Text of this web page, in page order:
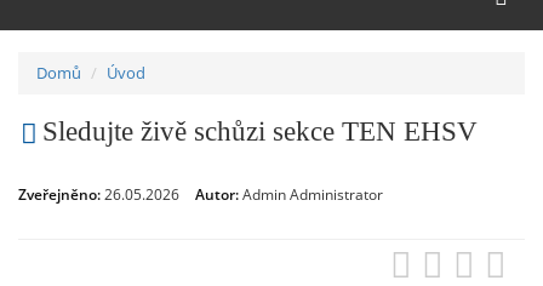
Domů Úvod
Sledujte živě schůzi sekce TEN EHSV
Zveřejněno:26.05.2026 Autor:Admin Administrator